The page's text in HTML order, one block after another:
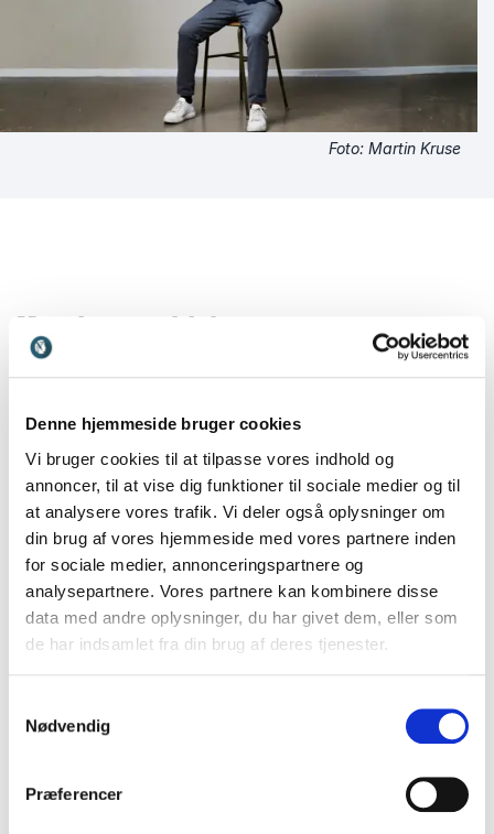
Denne hjemmeside bruger cookies
Vi bruger cookies til at tilpasse vores indhold og
annoncer, til at vise dig funktioner til sociale medier og til
at analysere vores trafik. Vi deler også oplysninger om
din brug af vores hjemmeside med vores partnere inden
for sociale medier, annonceringspartnere og
analysepartnere. Vores partnere kan kombinere disse
data med andre oplysninger, du har givet dem, eller som
de har indsamlet fra din brug af deres tjenester.
Nødvendig
Præferencer
Foto: Martin Kruse
Kundeanmeldelser
noget godt med hjem.
Jesper Stæhr
Simon Høegmark
5ud af5
At komme ind i Simons univers – og lukke ham ind i
gennem evolutionen til de første mennesker på
jorden og fik indblik i deres adfærd og deres
hjerneforskning om vores samspil med fortiden og
påvirkning af naturen, drog vi i silende regn i en lang